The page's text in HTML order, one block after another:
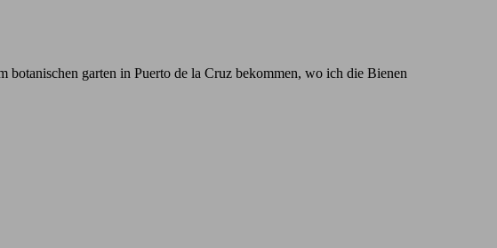
garten in Puerto de la Cruz bekommen, wo ich die Bienen